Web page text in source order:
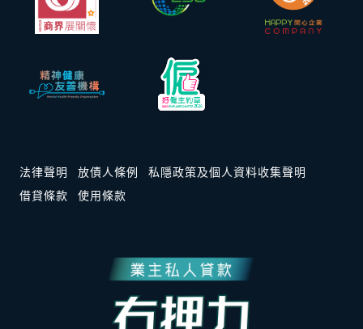
法律聲明 放債人條例
私隱政策及個人資料收集聲明
借貸條款
使用條款